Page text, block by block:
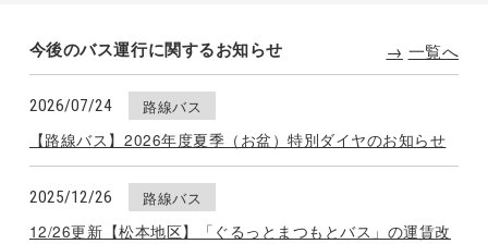
今後のバス運行に関するお知らせ 一覧へ
2026/07/24 路線バス
【路線バス】2026年度夏季（お盆）特別ダイヤのお知らせ
2025/12/26 路線バス
12/26更新【松本地区】「ぐるっとまつもとバス」の運賃改